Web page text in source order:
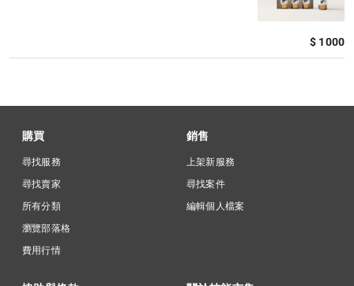
$ 1000
購買
尋找服務
尋找賣家
所有分類
瀏覽部落格
費用行情
銷售
上架新服務
尋找案件
編輯個人檔案